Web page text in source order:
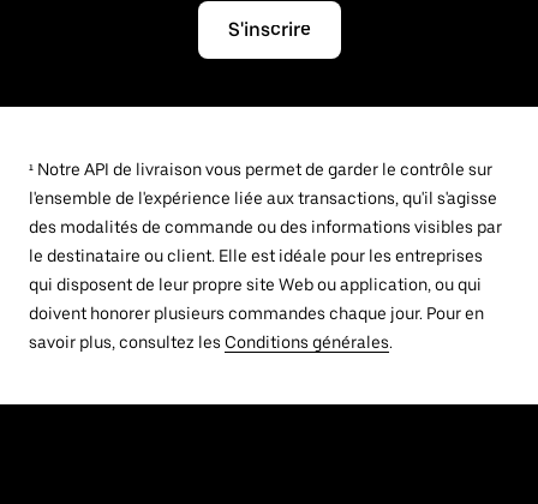
S'inscrire
¹ Notre API de livraison vous permet de garder le contrôle sur
l'ensemble de l'expérience liée aux transactions, qu'il s'agisse
des modalités de commande ou des informations visibles par
le destinataire ou client. Elle est idéale pour les entreprises
qui disposent de leur propre site Web ou application, ou qui
doivent honorer plusieurs commandes chaque jour. Pour en
savoir plus, consultez les Conditions générales.